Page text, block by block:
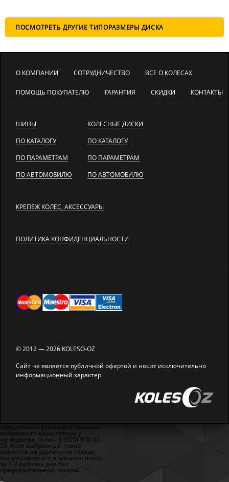
ПОСМОТРЕТЬ ДРУГИЕ ТИПОРАЗМЕРЫ ДИСКА
О КОМПАНИИ СОТРУДНИЧЕСТВО ВСЕ О КОЛЕСАХ
ПОМОЩЬ ПОКУПАТЕЛЮ ГАРАНТИЯ СКИДКИ КОНТАКТЫ
ШИНЫ
ПО КАТАЛОГУ
ПО ПАРАМЕТРАМ
ПО АВТОМОБИЛЮ
КОЛЕСНЫЕ ДИСКИ
ПО КАТАЛОГУ
ПО ПАРАМЕТРАМ
ПО АВТОМОБИЛЮ
КРЕПЕЖ КОЛЕС, АКСЕССУАРЫ
ПОЛИТИКА КОНФИДЕНЦИАЛЬНОСТИ
© 2012 — 2026 KOLESO-OZ
Сайт не является публичной офертой и носит исключительно
информационный характер
Обязательно уточняйте наличие
выбранного вами товара у
менеджера по тел. 8 (925) 905-03-
53. Если выбранный товар
хранится на удалённом складе,
мы доставим его в магазин всего
за 1-2 рабочих дня без
предварительной оплаты.
×